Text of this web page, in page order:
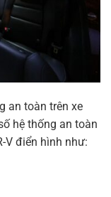
có thể thấy
năng hệ thống
là một mẫu xe